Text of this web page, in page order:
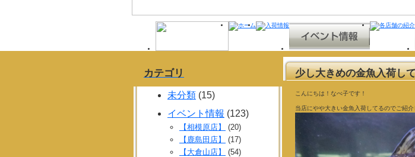
カテゴリ
未分類 (15)
イベント情報 (123)
【相模原店】
(20)
【鹿島田店】
(17)
【大倉山店】
(54)
少し大きめの金魚入荷し
こんにちは！なべ子です！
当店にやや大きい金魚入荷してるのでご紹介